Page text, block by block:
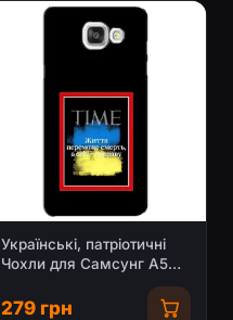
Українські, патріотичні
Чохли для Самсунг A5
279 грн